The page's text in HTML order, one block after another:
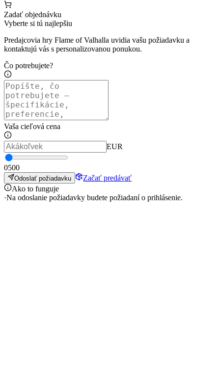
Zadať objednávku
Vyberte si tú najlepšiu
Predajcovia hry Flame of Valhalla uvidia vašu požiadavku a
kontaktujú vás s personalizovanou ponukou.
Čo potrebujete?
Vaša cieľová cena
EUR
0500
Odoslať požiadavku
Začať predávať
Ako to funguje
·Na odoslanie požiadavky budete požiadaní o prihlásenie.